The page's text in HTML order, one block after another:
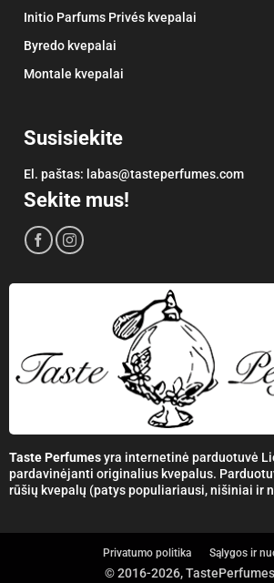
Initio Parfums Privés kvepalai
Byredo kvepalai
Montale kvepalai
Susisiekite
El. paštas: labas@tasteperfumes.com
Sekite mus!
Taste Perfumesyra internetinė parduotuvė
pardavinėjanti originalius kvepalus.
rūšių kvepalų (patys populiariausi, nišiniai ir
Privatumo politika Sąlygos ir
© 2016-2026,